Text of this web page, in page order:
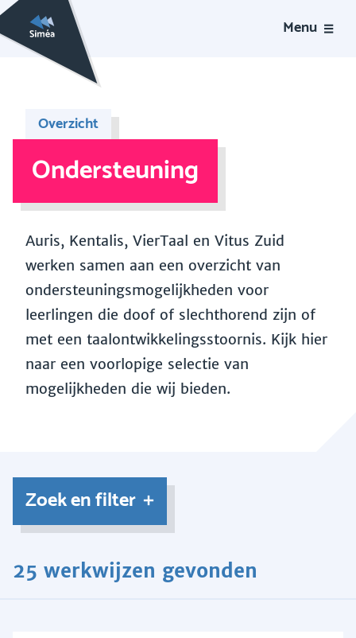
Menu
Overzicht
Ondersteuning
Auris, Kentalis, VierTaal en Vitus Zuid
werken samen aan een overzicht van
ondersteuningsmogelijkheden voor
leerlingen die doof of slechthorend zijn of
met een taalontwikkelingsstoornis. Kijk hier
naar een voorlopige selectie van
mogelijkheden die wij bieden.
Zoek en filter
25 werkwijzen gevonden